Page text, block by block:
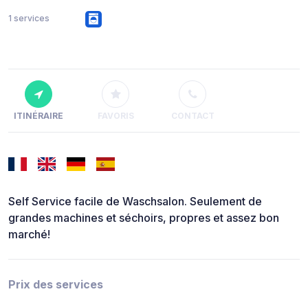
1 services
ITINÉRAIRE FAVORIS CONTACT
Self Service facile de Waschsalon. Seulement de
grandes machines et séchoirs, propres et assez bon
marché!
Prix des services